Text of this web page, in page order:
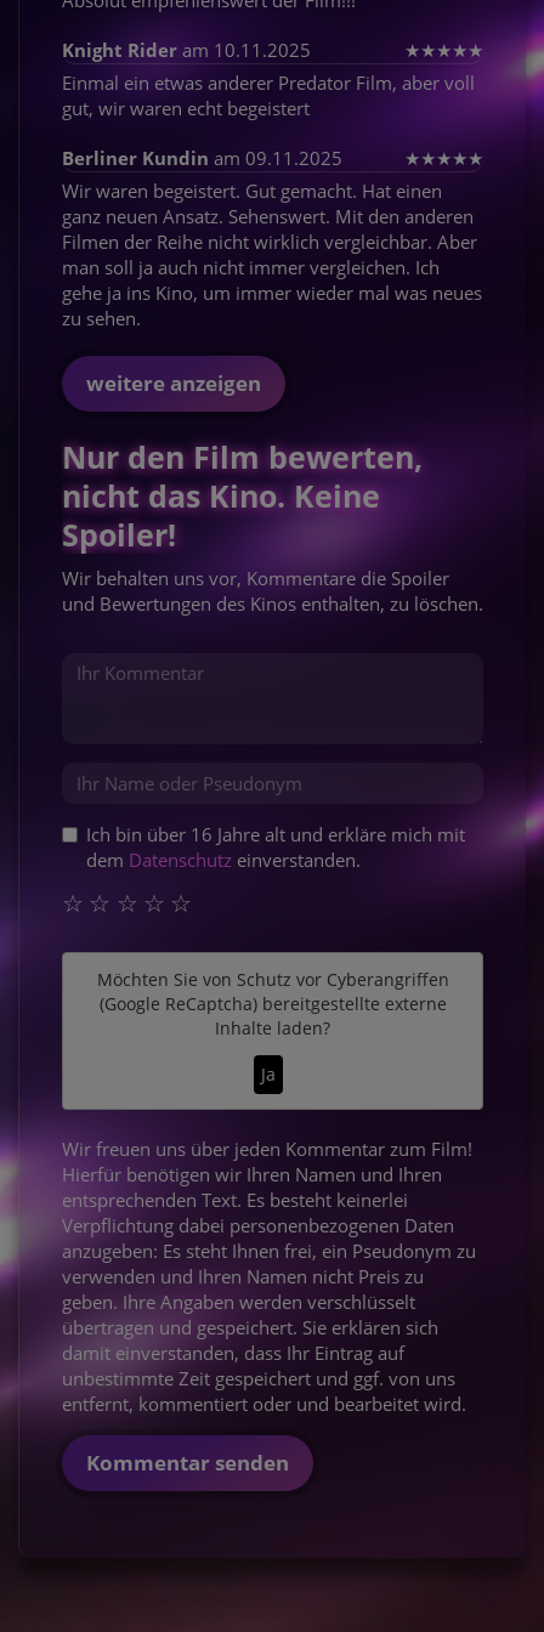
Knight Rider am 10.11.2025 ★★★★★
Einmal ein etwas anderer Predator Film, aber voll
gut, wir waren echt begeistert
Berliner Kundin am 09.11.2025 ★★★★★
Wir waren begeistert. Gut gemacht. Hat einen
ganz neuen Ansatz. Sehenswert. Mit den anderen
Filmen der Reihe nicht wirklich vergleichbar. Aber
man soll ja auch nicht immer vergleichen. Ich
gehe ja ins Kino, um immer wieder mal was neues
zu sehen.
weitere anzeigen
Nur den Film bewerten,
nicht das Kino. Keine
Spoiler!
Wir behalten uns vor, Kommentare die Spoiler
und Bewertungen des Kinos enthalten, zu löschen.
Ich bin über 16 Jahre alt und erkläre mich mit
dem Datenschutz einverstanden.
☆
☆
☆
☆
☆
Möchten Sie von Schutz vor Cyberangriffen
(Google ReCaptcha)bereitgestellte externe
Inhalte laden?
Ja
Wir freuen uns über jeden Kommentar zum Film!
Hierfür benötigen wir Ihren Namen und Ihren
entsprechenden Text. Es besteht keinerlei
Verpflichtung dabei personenbezogenen Daten
anzugeben: Es steht Ihnen frei, ein Pseudonym zu
verwenden und Ihren Namen nicht Preis zu
geben. Ihre Angaben werden verschlüsselt
übertragen und gespeichert. Sie erklären sich
damit einverstanden, dass Ihr Eintrag auf
unbestimmte Zeit gespeichert und ggf. von uns
entfernt, kommentiert oder und bearbeitet wird.
Kommentar senden